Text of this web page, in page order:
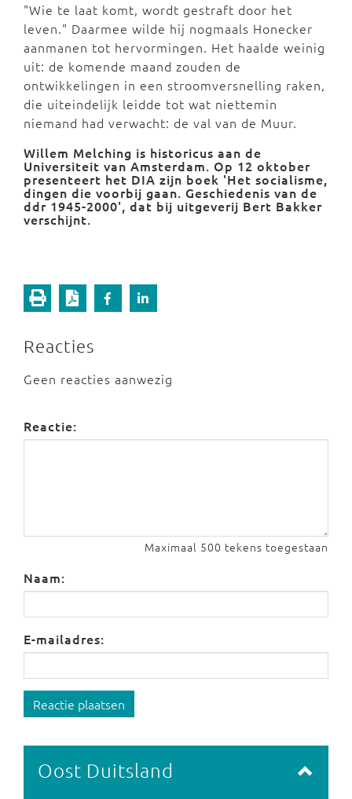
"Wie te laat komt, wordt gestraft door het
leven." Daarmee wilde hij nogmaals Honecker
aanmanen tot hervormingen. Het haalde weinig
uit: de komende maand zouden de
ontwikkelingen in een stroomversnelling raken,
die uiteindelijk leidde tot wat niettemin
niemand had verwacht: de val van de Muur.
Willem Melching is historicus aan de
Universiteit van Amsterdam. Op 12 oktober
presenteert het DIA zijn boek 'Het socialisme,
dingen die voorbij gaan. Geschiedenis van de
ddr 1945-2000', dat bij uitgeverij Bert Bakker
verschijnt.
Reacties
Geen reacties aanwezig
Reactie:
Maximaal 500 tekens toegestaan
Naam:
E-mailadres:
Reactie plaatsen
Oost Duitsland